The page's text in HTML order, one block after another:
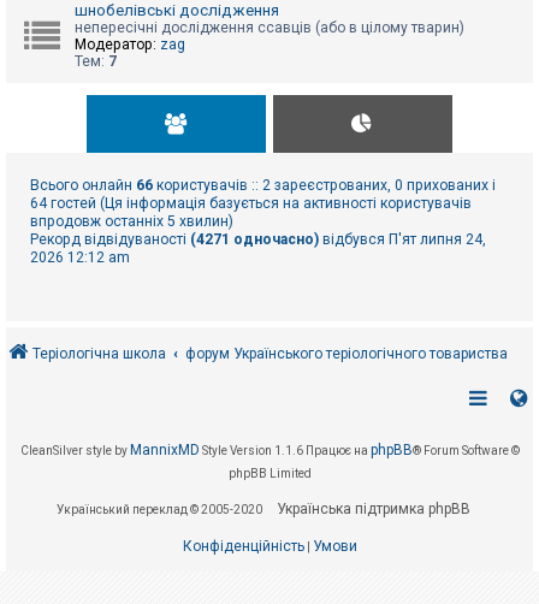
шнобелівські дослідження
непересічні дослідження ссавців (або в цілому тварин)
Модератор: zag
Тем: 7
Всього онлайн 66 користувачів :: 2 зареєстрованих, 0 прихованих і
64 гостей (Ця інформація базується на активності користувачів
впродовж останніх 5 хвилин)
Рекорд відвідуваності (4271 одночасно) відбувся П'ят липня 24,
2026 12:12 am
Теріологічна школа форум Українського теріологічного товариства
CleanSilver style by MannixMD Style Version 1.1.6 Працює на phpBB® Forum Software ©
phpBB Limited
Український переклад © 2005-2020 Українська підтримка phpBB
Конфіденційність| Умови